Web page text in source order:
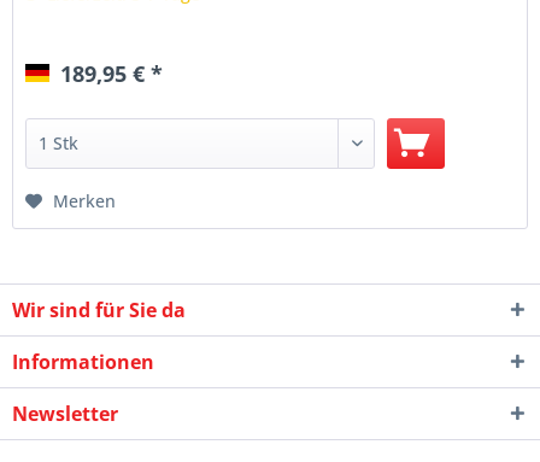
189,95 € *
Merken
Wir sind für Sie da
Informationen
Newsletter